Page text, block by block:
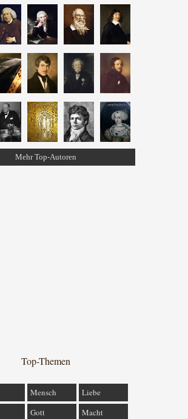
Mehr Top-Autoren
Top-Themen
Mensch
Liebe
Gott Macht